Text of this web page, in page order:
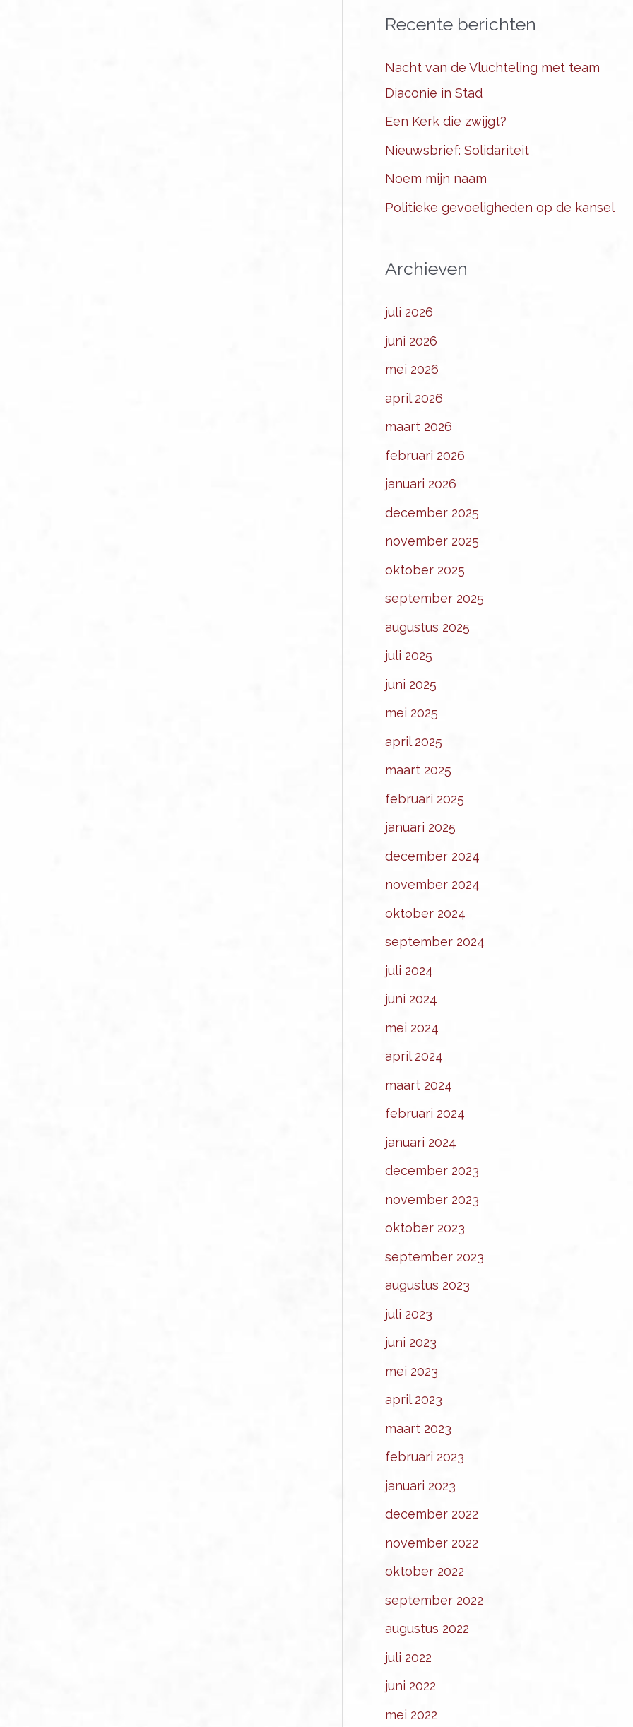
Recente berichten
Nacht van de Vluchteling met team
Diaconie in Stad
Een Kerk die zwijgt?
Nieuwsbrief: Solidariteit
Noem mijn naam
Politieke gevoeligheden op de kansel
Archieven
juli 2026
juni 2026
mei 2026
april 2026
maart 2026
februari 2026
januari 2026
december 2025
november 2025
oktober 2025
september 2025
augustus 2025
juli 2025
juni 2025
mei 2025
april 2025
maart 2025
februari 2025
januari 2025
december 2024
november 2024
oktober 2024
september 2024
juli 2024
juni 2024
mei 2024
april 2024
maart 2024
februari 2024
januari 2024
december 2023
november 2023
oktober 2023
september 2023
augustus 2023
juli 2023
juni 2023
mei 2023
april 2023
maart 2023
februari 2023
januari 2023
december 2022
november 2022
oktober 2022
september 2022
augustus 2022
juli 2022
juni 2022
mei 2022